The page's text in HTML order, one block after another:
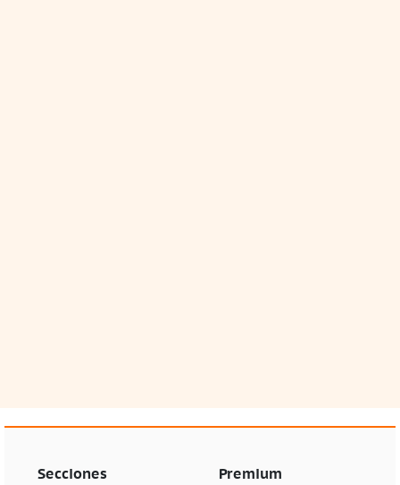
Secciones Premium